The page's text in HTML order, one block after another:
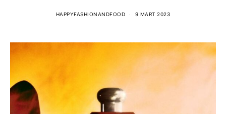
HAPPYFASHIONANDFOOD 9 MART 2023